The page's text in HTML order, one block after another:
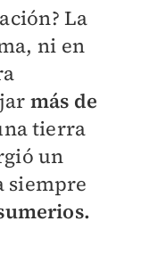
La
ni en
más de
tierra
un
siempre